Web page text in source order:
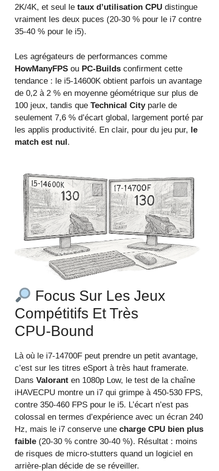
2K/4K, et seul le taux d’utilisation CPU distingue
vraiment les deux puces (20‑30 % pour le i7 contre
35‑40 % pour le i5).
Les agrégateurs de performances comme
HowManyFPS ou PC‑Builds confirment cette
tendance : le i5‑14600K obtient parfois un avantage
de 0,2 à 2 % en moyenne géométrique sur plus de
100 jeux, tandis que Technical Cityparle de
seulement 7,6 % d’écart global, largement porté par
les applis productivité. En clair, pour du jeu pur, le
match est nul.
Focus Sur Les Jeux
Compétitifs Et Très
CPU‑bound
Là où le i7‑14700F peut prendre un petit avantage,
c’est sur les titres eSport à très haut framerate.
Dans Valorant en 1080p Low, le test de la chaîne
iHAVECPU montre un i7 qui grimpe à 450‑530 FPS,
contre 350‑460 FPS pour le i5. L’écart n’est pas
colossal en termes d’expérience avec un écran 240
Hz, mais le i7 conserve une charge CPU bien plus
faible (20‑30 % contre 30‑40 %). Résultat : moins
de risques de micro‑stutters quand un logiciel en
arrière‑plan décide de se réveiller.